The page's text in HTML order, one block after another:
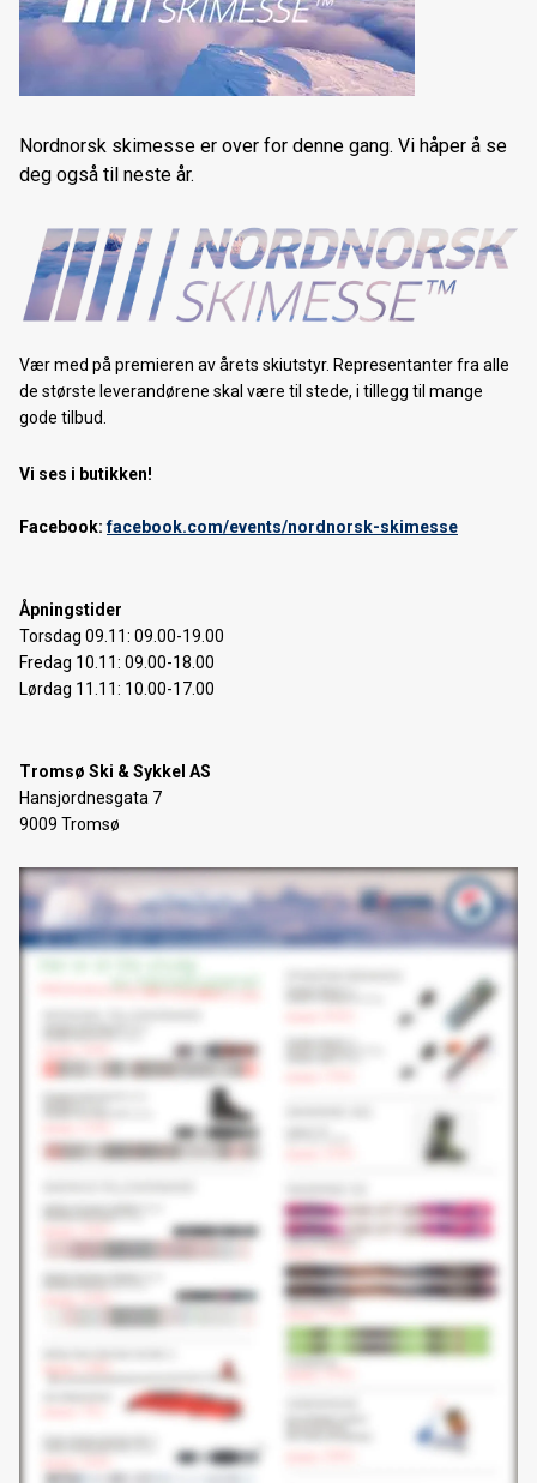
Nordnorsk skimesse 2017
Forhåndsbestilling av 2018 sykler starter nå!
Forhåndsbestilling langrennski 2017/18
Nordnorsk skimesse er over for denne gang. Vi håper å se
deg også til neste år.
Vær med på premieren av årets skiutstyr. Representanter fra alle
de største leverandørene skal være til stede, i tillegg til mange
gode tilbud.
Vi ses i butikken!
Facebook:facebook.com/events/nordnorsk-skimesse
Åpningstider
Torsdag 09.11: 09.00-19.00
Fredag 10.11: 09.00-18.00
Lørdag 11.11: 10.00-17.00
Tromsø Ski & Sykkel AS
Hansjordnesgata 7
9009 Tromsø